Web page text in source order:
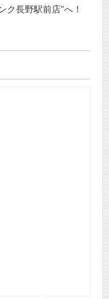
ク長野駅前店”へ！